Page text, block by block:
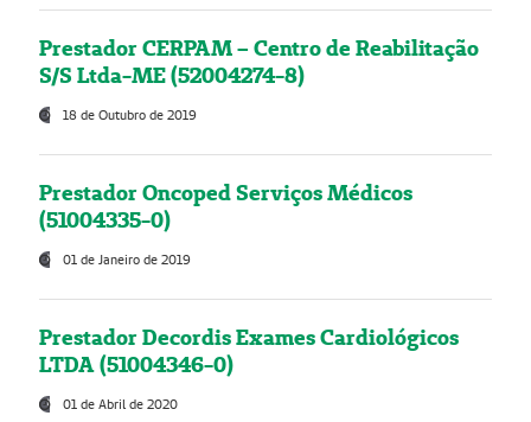
Prestador CERPAM – Centro de Reabilitação
S/S Ltda-ME (52004274-8)
18 de Outubro de 2019
Prestador Oncoped Serviços Médicos
(51004335-0)
01 de Janeiro de 2019
Prestador Decordis Exames Cardiológicos
LTDA (51004346-0)
01 de Abril de 2020